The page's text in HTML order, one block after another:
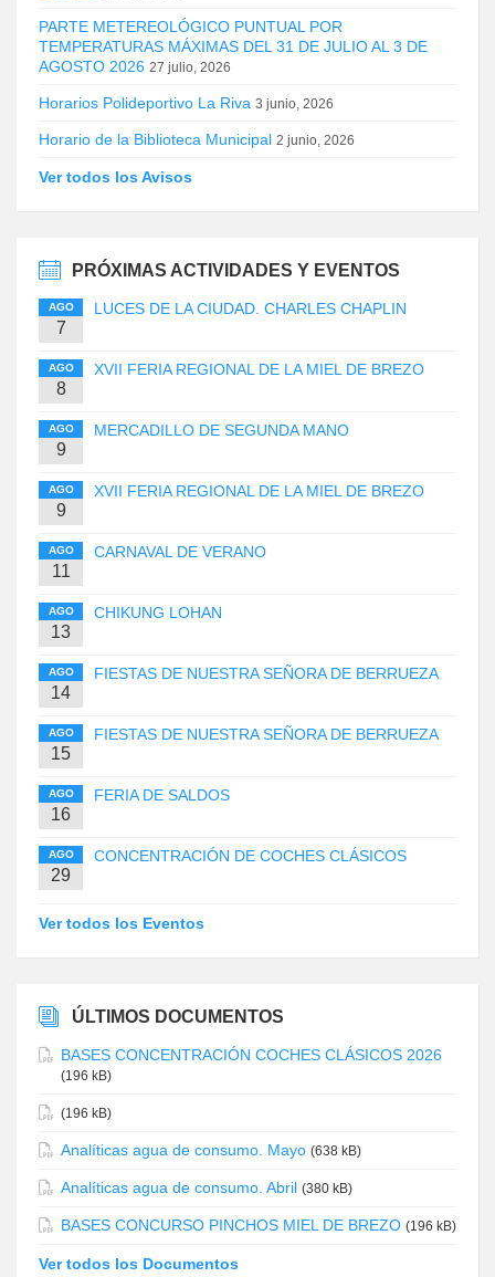
PARTE METEREOLÓGICO PUNTUAL POR
TEMPERATURAS MÁXIMAS DEL 31 DE JULIO AL 3 DE
AGOSTO 2026 27 julio, 2026
Horarios Polideportivo La Riva 3 junio, 2026
Horario de la Biblioteca Municipal 2 junio, 2026
Ver todos los Avisos
PRÓXIMAS ACTIVIDADES Y EVENTOS
AGO
7
LUCES DE LA CIUDAD. CHARLES CHAPLIN
AGO
8
XVII FERIA REGIONAL DE LA MIEL DE BREZO
AGO
9
MERCADILLO DE SEGUNDA MANO
AGO
9
XVII FERIA REGIONAL DE LA MIEL DE BREZO
AGO
11
CARNAVAL DE VERANO
AGO
13
CHIKUNG LOHAN
AGO
14
FIESTAS DE NUESTRA SEÑORA DE BERRUEZA
AGO
15
FIESTAS DE NUESTRA SEÑORA DE BERRUEZA
AGO
16
FERIA DE SALDOS
AGO
29
CONCENTRACIÓN DE COCHES CLÁSICOS
Ver todos los Eventos
ÚLTIMOS DOCUMENTOS
BASES CONCENTRACIÓN COCHES CLÁSICOS 2026
(196 kB)
(196 kB)
Analíticas agua de consumo. Mayo (638 kB)
Analíticas agua de consumo. Abril (380 kB)
BASES CONCURSO PINCHOS MIEL DE BREZO (196 kB)
Ver todos los Documentos